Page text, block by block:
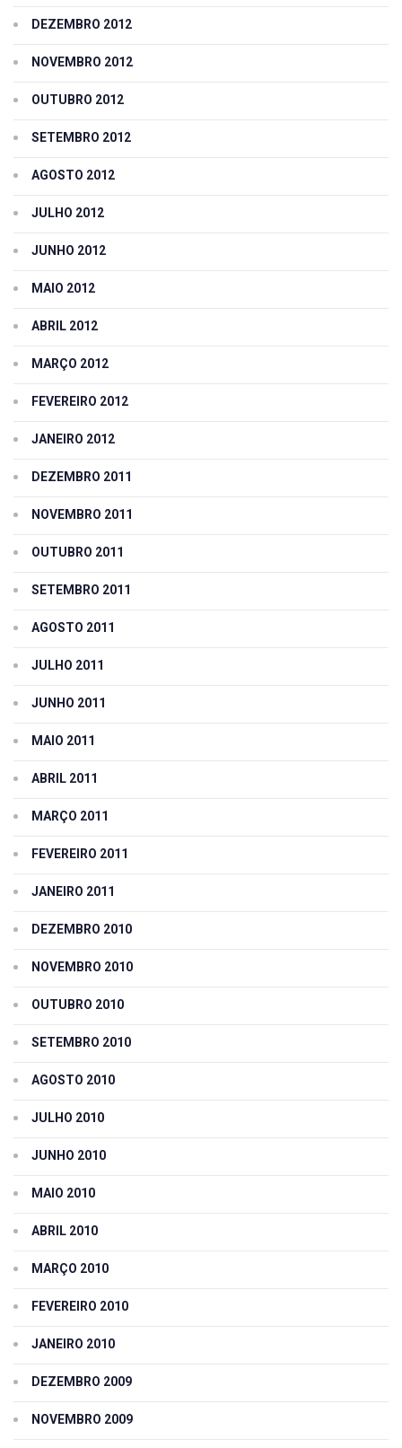
DEZEMBRO 2012
NOVEMBRO 2012
OUTUBRO 2012
SETEMBRO 2012
AGOSTO 2012
JULHO 2012
JUNHO 2012
MAIO 2012
ABRIL 2012
MARÇO 2012
FEVEREIRO 2012
JANEIRO 2012
DEZEMBRO 2011
NOVEMBRO 2011
OUTUBRO 2011
SETEMBRO 2011
AGOSTO 2011
JULHO 2011
JUNHO 2011
MAIO 2011
ABRIL 2011
MARÇO 2011
FEVEREIRO 2011
JANEIRO 2011
DEZEMBRO 2010
NOVEMBRO 2010
OUTUBRO 2010
SETEMBRO 2010
AGOSTO 2010
JULHO 2010
JUNHO 2010
MAIO 2010
ABRIL 2010
MARÇO 2010
FEVEREIRO 2010
JANEIRO 2010
DEZEMBRO 2009
NOVEMBRO 2009